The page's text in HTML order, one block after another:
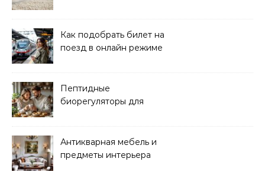
Как подобрать билет на
поезд в онлайн режиме
Пептидные
биорегуляторы для
Антикварная мебель и
предметы интерьера